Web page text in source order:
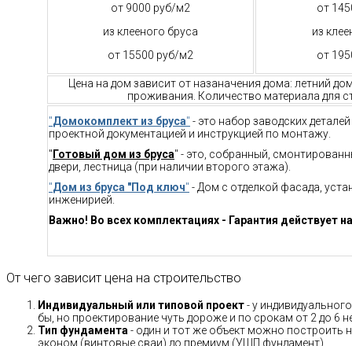
от 9000 руб/м2
из клееного бруса
от 15500 руб/м2
от
из
от
Цена на дом зависит от назаначения дома: летний
проживания. Количество материала для
"Домокомплект из бруса" - это набор заводских
проектной документацией и инструкцией по монтажу.
" Готовый дом из бруса" - это, собранный,
двери, лестница (при наличии второго этажа).
"Дом из бруса "Под ключ" - Дом с отделкой фасада,
инженирией.
Важно! Во всех комплектациях - Гарантия действует
От чего зависит цена на строительство
Индивидуальный или типовой проект- у
бы, но проектирование чуть дороже и по срокам от 2 до 6
Тип фундамента - один и тот же объект можно построить
эконом (винтовые сваи) до премиум (УШП фундамент).